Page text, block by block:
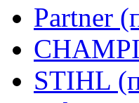
Partner
STIHL